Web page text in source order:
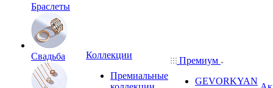
Браслеты
Свадьба
Коллекции
Премиальные
Премиум
GEVORKYAN